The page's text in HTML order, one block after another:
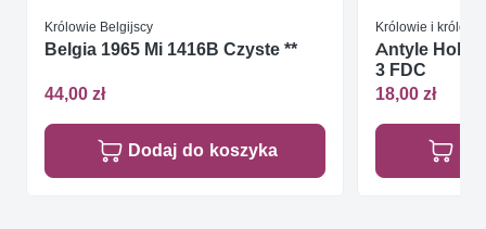
Królowie Belgijscy
Belgia 1965 Mi 1416B Czyste **
44,00 zł
Dodaj do koszyka
Królowie i królowe
Antyle
3 FDC
18,00 zł